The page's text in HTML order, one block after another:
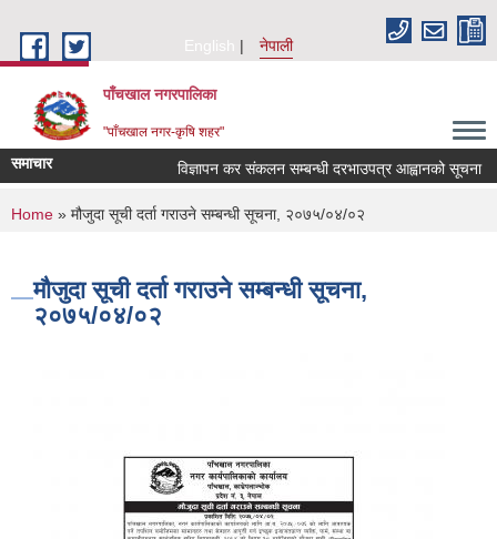
English
नेपाली
पाँचखाल नगरपालिका
"पाँचखाल नगर-कृषि शहर"
समाचार विज्ञापन कर संकलन सम्बन्धी दरभाउपत्र आह्वानको सूचना
You are here
Home » मौजुदा सूची दर्ता गराउने सम्बन्धी सूचना, २०७५/०४/०२
मौजुदा सूची दर्ता गराउने सम्बन्धी सूचना,
२०७५/०४/०२